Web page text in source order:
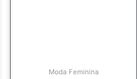
Moda Feminina